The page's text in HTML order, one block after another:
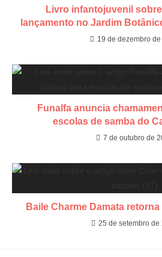
​Livro infantojuvenil
lançamento no Jardim
19 de dezembro
Funalfa anuncia
escolas de samba do
7 de outubro de
Baile Charme Damata
25 de setembro de